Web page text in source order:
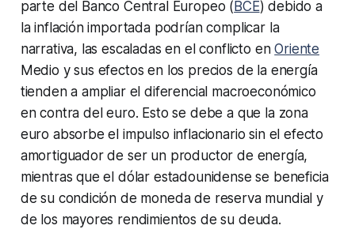
parte del Banco Central Europeo ( BCE) debido a
la inflación importada podrían complicar la
narrativa, las escaladas en el conflicto enOriente
Medio y sus efectos en los precios de la energía
tienden a ampliar el diferencial macroeconómico
en contra del euro. Esto se debe a que la zona
euro absorbe el impulso inflacionario sin el efecto
amortiguador de ser un productor de energía,
mientras que el dólar estadounidense se beneficia
de su condición de moneda de reserva mundial y
de los mayores rendimientos de su deuda.